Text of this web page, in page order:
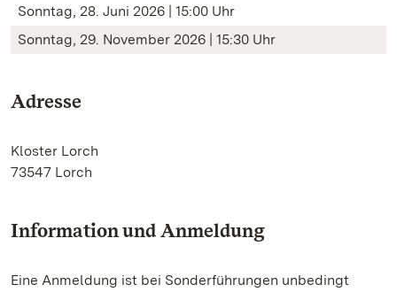
Sonntag, 28. Juni 2026 | 15:00 Uhr
Sonntag, 29. November 2026 | 15:30 Uhr
Adresse
Kloster Lorch
73547 Lorch
Information und Anmeldung
Eine Anmeldung ist bei Sonderführungen unbedingt